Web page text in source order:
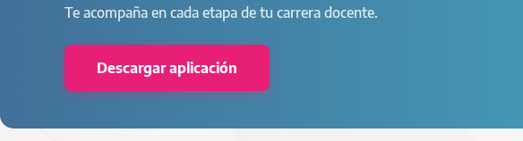
Te acompaña en cada etapa de tu carrera docente.
Descargar aplicación